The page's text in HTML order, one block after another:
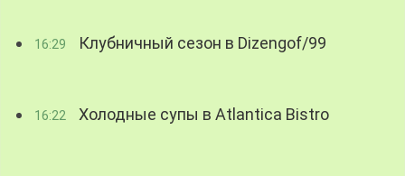
16:29 Клубничный сезон в Dizengof/99
16:22 Холодные супы в Atlantica Bistro